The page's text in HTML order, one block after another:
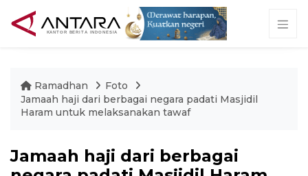
Ramadhan
Foto
Jamaah haji dari berbagai negara padati Masjidil
Haram untuk melaksanakan tawaf
Jamaah haji dari berbagai